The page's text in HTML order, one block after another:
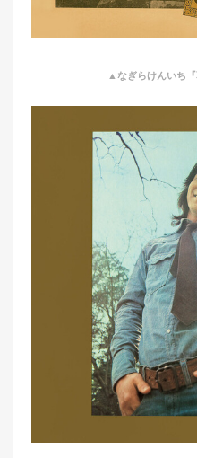
▲なぎらけんいち『